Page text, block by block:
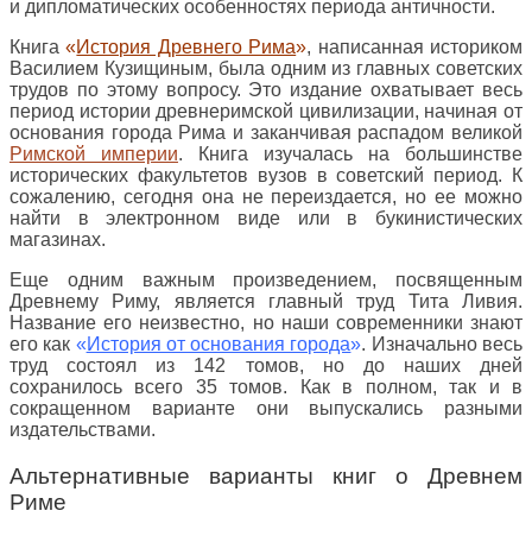
и дипломатических особенностях периода античности.
Книга«История Древнего Рима», написанная историком
Василием Кузищиным, была одним из главных советских
трудов по этому вопросу. Это издание охватывает весь
период истории древнеримской цивилизации, начиная от
основания города Рима и заканчивая распадом великой
Римской империи. Книга изучалась на большинстве
исторических факультетов вузов в советский период. К
сожалению, сегодня она не переиздается, но ее можно
найти в электронном виде или в букинистических
магазинах.
Еще одним важным произведением, посвященным
Древнему Риму, является главный труд Тита Ливия.
Название его неизвестно, но наши современники знают
его как «История от основания города». Изначально весь
труд состоял из 142 томов, но до наших дней
сохранилось всего 35 томов. Как в полном, так и в
сокращенном варианте они выпускались разными
издательствами.
Альтернативные варианты книг о Древнем
Риме